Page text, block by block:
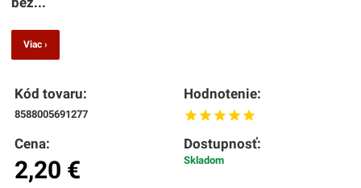
Viac ›
Kód tovaru:
8588005691277
Hodnotenie:
Cena:
2,20 €
Dostupnosť:
Skladom